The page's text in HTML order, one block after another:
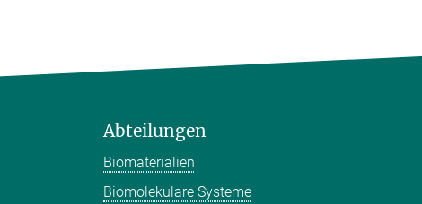
Abteilungen
Biomaterialien
Biomolekulare Systeme